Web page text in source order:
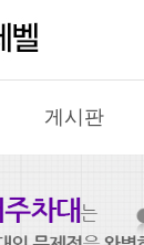
게시판